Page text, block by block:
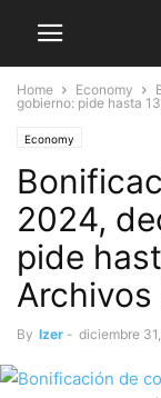
Home Economy
gobierno: pide hasta
Economy
2024,
pide
By Izer - diciembre